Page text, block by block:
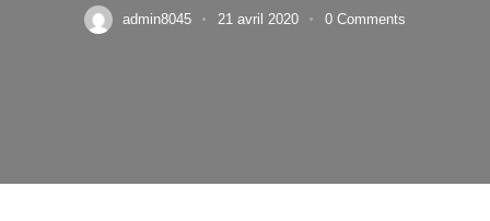
admin8045 21 avril 2020 0 Comments